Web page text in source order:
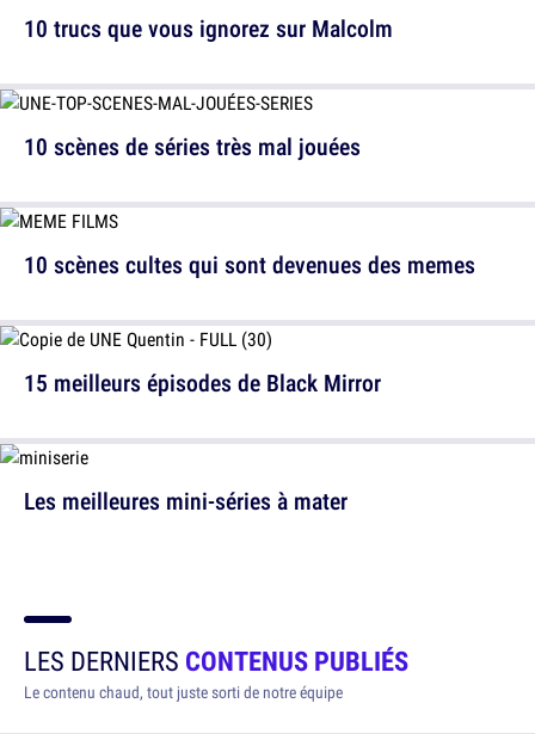
10 trucs que vous ignorez sur Malcolm
10 scènes cultes qui sont devenues des memes
Les meilleures mini-séries à mater
10 scènes de séries très mal jouées
15 meilleurs épisodes de Black Mirror
LES DERNIERS CONTENUS PUBLIÉS
Le contenu chaud, tout juste sorti de notre équipe